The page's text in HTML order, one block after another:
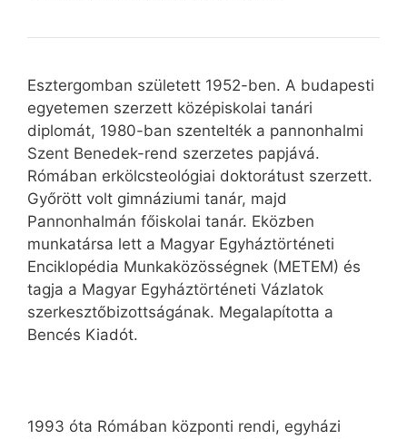
Esztergomban született 1952-ben. A budapesti
egyetemen szerzett középiskolai tanári
diplomát, 1980-ban szentelték a pannonhalmi
Szent Benedek-rend szerzetes papjává.
Rómában erkölcsteológiai doktorátust szerzett.
Győrött volt gimnáziumi tanár, majd
Pannonhalmán főiskolai tanár. Eközben
munkatársa lett a Magyar Egyháztörténeti
Enciklopédia Munkaközösségnek (METEM) és
tagja a Magyar Egyháztörténeti Vázlatok
szerkesztőbizottságának. Megalapította a
Bencés Kiadót.
1993 óta Rómában központi rendi, egyházi